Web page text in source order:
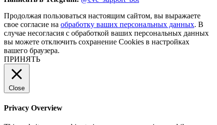
Продолжая пользоваться настоящим сайтом, вы выражаете
свое согласие на обработку ваших персональных данных. В
случае несогласия с обработкой ваших персональных данных
вы можете отключить сохранение Cookies в настройках
вашего браузера.
ПРИНЯТЬ
Close
Privacy Overview